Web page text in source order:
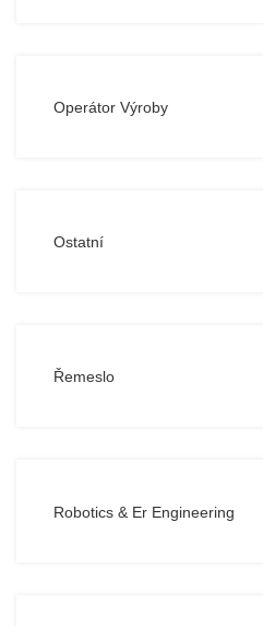
Operátor Výroby
Ostatní
Řemeslo
Robotics & Er Engineering